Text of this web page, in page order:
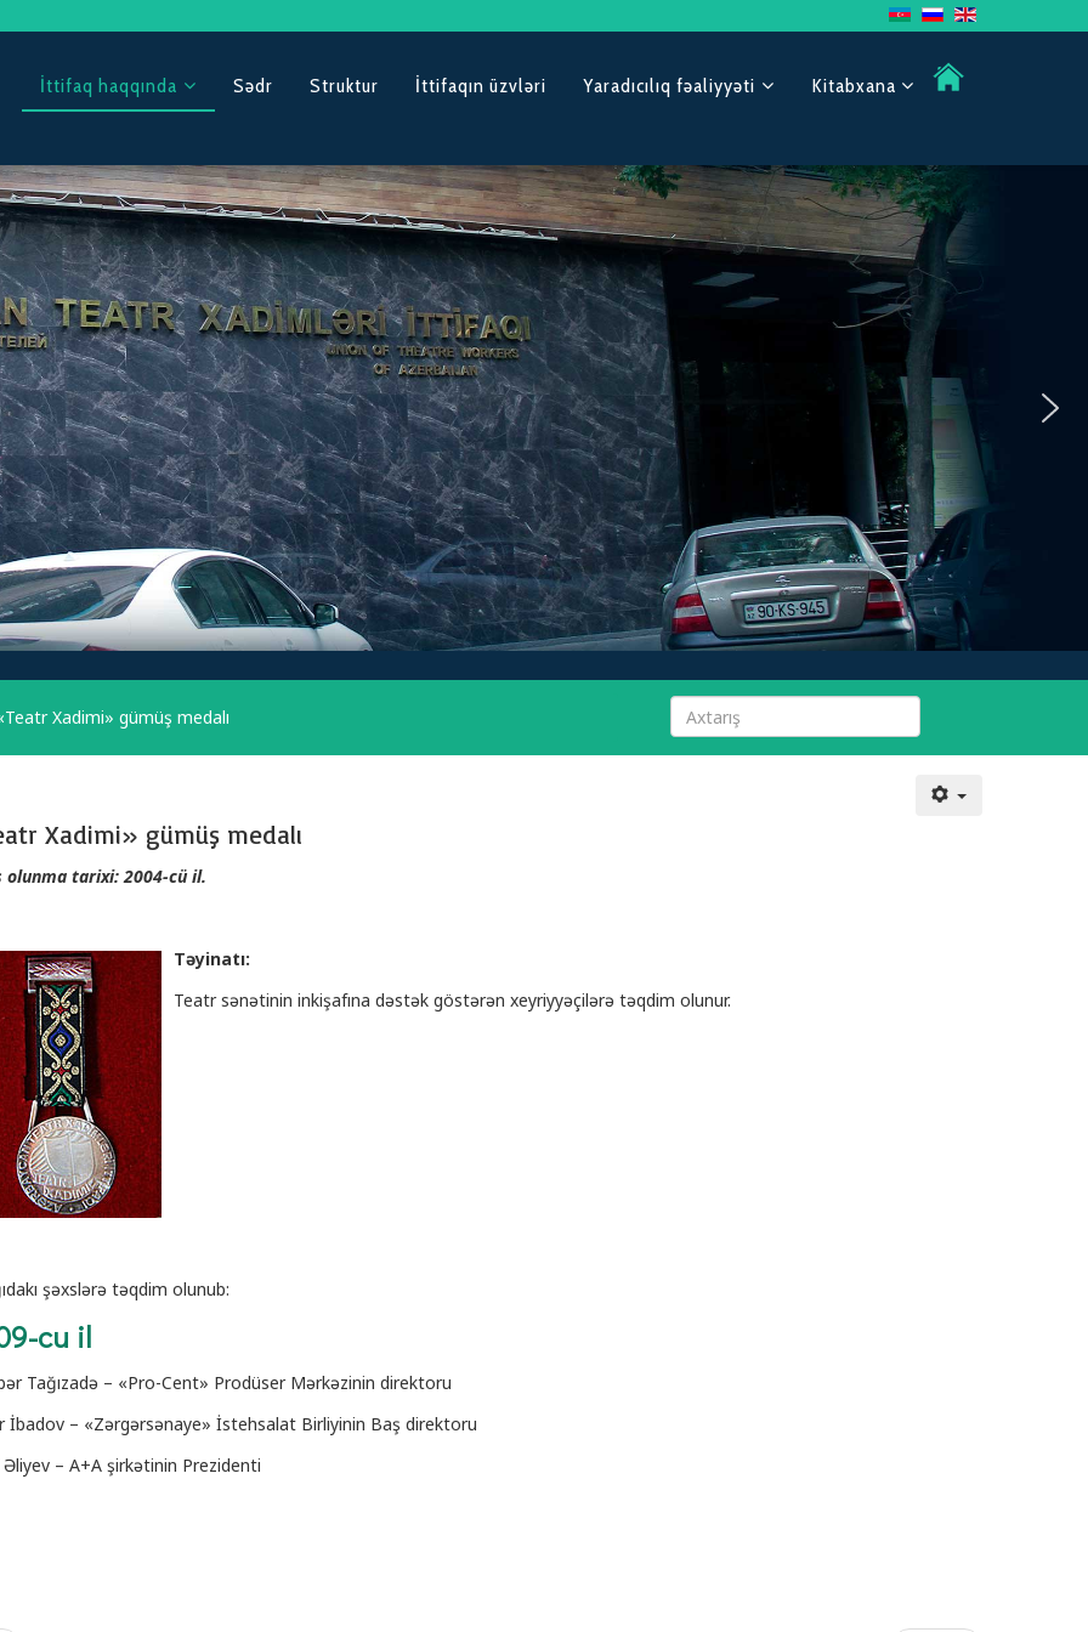
İttifaq haqqında Sədr Struktur İttifaqın üzvləri Yaradıcılıq fəaliyyəti Kitabxana
Xadimi» gümüş medalı
Xadimi» gümüş medalı
olunma tarixi: 2004-cü il.
Təyinatı:
Teatr sənətinin inkişafına dəstək göstərən xeyriyyəçilərə təqdim olunur.
şəxslərə təqdim olunub:
cu il
Tağızadə – «Pro-Cent» Prodüser Mərkəzinin direktoru
İbadov – «Zərgərsənaye» İstehsalat Birliyinin Baş direktoru
Əliyev – A+A şirkətinin Prezidenti